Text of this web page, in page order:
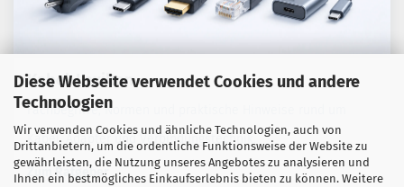
Diese Webseite verwendet Cookies und andere
Technologien
Wir verwenden Cookies und ähnliche Technologien, auch von
Drittanbietern, um die ordentliche Funktionsweise der Website zu
gewährleisten, die Nutzung unseres Angebotes zu analysieren und
Ihnen ein bestmögliches Einkaufserlebnis bieten zu können. Weitere
Kabel-Lexikon
Fachbegriffe, Normen und praktische Hinweise rund um
Kabel, Adapter und Verbindungstechnik.
Zum Ratgeber